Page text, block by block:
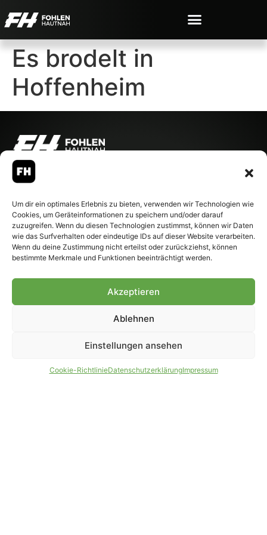
Um dir ein optimales Erlebnis zu bieten, verwenden wir Technologien wie
Cookies, um Geräteinformationen zu speichern und/oder darauf
zuzugreifen. Wenn du diesen Technologien zustimmst, können wir Daten
wie das Surfverhalten oder eindeutige IDs auf dieser Website verarbeiten.
Wenn du deine Zustimmung nicht erteilst oder zurückziehst, können
bestimmte Merkmale und Funktionen beeinträchtigt werden.
Akzeptieren
Ablehnen
Einstellungen ansehen
Cookie-RichtlinieDatenschutzerklärungImpressum
Es brodelt in
Hoffenheim
© 2007-2026 Fohlen-Hautnah.de
– Alle rechte vorbehalten.
offiziell eingetragenes Magazin
bei der Deutschen
Nationalbibliothek (ISSN 1868-
8233). Nachdruck und
Weiterverarbeitung, auch
auszugsweise, nur mit
PARTNER WERDEN
AGB